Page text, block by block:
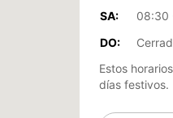
SA:
08:30
DO:
Estos
días festivos.